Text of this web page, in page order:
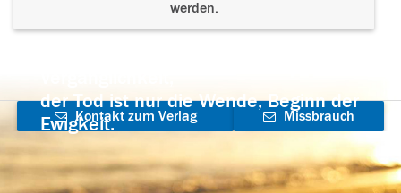
werden.
der Tod ist nur die Wende, Beginn der
Ewigkeit.
Kontakt zum Verlag
aufnehmen
Missbrauch